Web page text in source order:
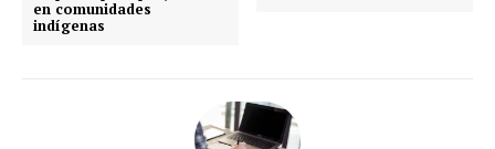
en comunidades
indígenas